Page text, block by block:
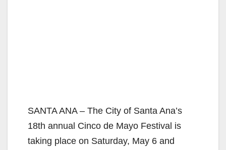
SANTA ANA – The City of Santa Ana’s
18th annual Cinco de Mayo Festival is
taking place on Saturday, May 6 and